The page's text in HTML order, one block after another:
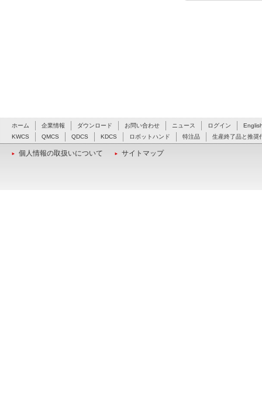
ホーム 企業情報 ダウンロード お問い合わせ ニュース ログイン
KWCS
QMCS QDCS KDCS ロボットハンド 特注品 生産終了品と推奨
個人情報の取扱いについて サイトマップ